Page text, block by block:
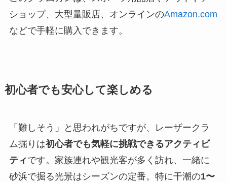
ショップ、大型量販店、オンラインのAmazon.com
などで手軽に購入できます。
初心者でも安心して楽しめる
「難しそう」と思われがちですが、レーザークラ
ム掘りは初心者でも気軽に挑戦できるアクティビ
ティです。家族連れや観光客が多く訪れ、一緒に
砂浜で掘る光景はシーズンの定番。特に干潮の1〜